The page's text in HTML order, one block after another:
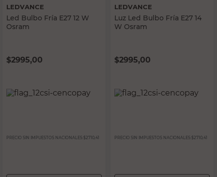
LEDVANCE
Led Bulbo Fría E27 12 W
Osram
$2995,00
PRECIO SIN IMPUESTOS NACIONALES: $2710,41
LEDVANCE
Luz Led Bulbo Fría E27 14
W Osram
$2995,00
PRECIO SIN IMPUESTOS NACIONALES: $2710,41